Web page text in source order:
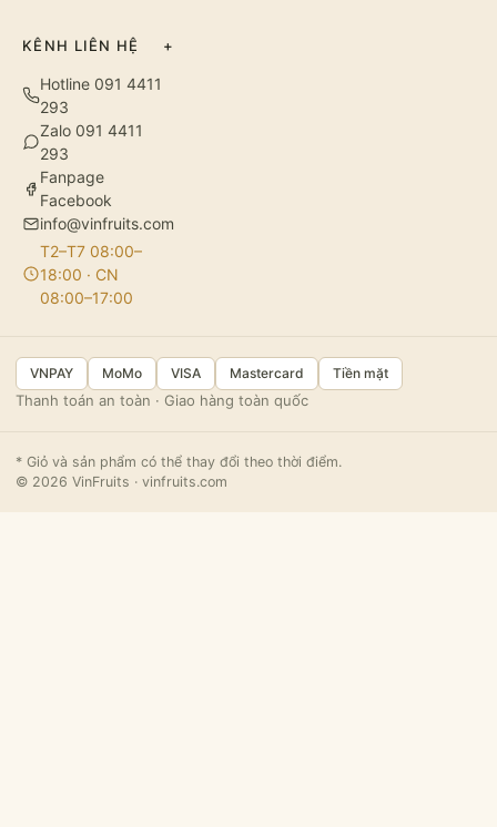
KÊNH LIÊN HỆ +
Hotline 091 4411
293
Zalo 091 4411
293
Fanpage
Facebook
info@vinfruits.com
T2–T7 08:00–
18:00 · CN
08:00–17:00
VNPAY MoMo VISA Mastercard Tiền mặt
Thanh toán an toàn · Giao hàng toàn quốc
* Giỏ và sản phẩm có thể thay đổi theo thời điểm.
© 2026 VinFruits · vinfruits.com